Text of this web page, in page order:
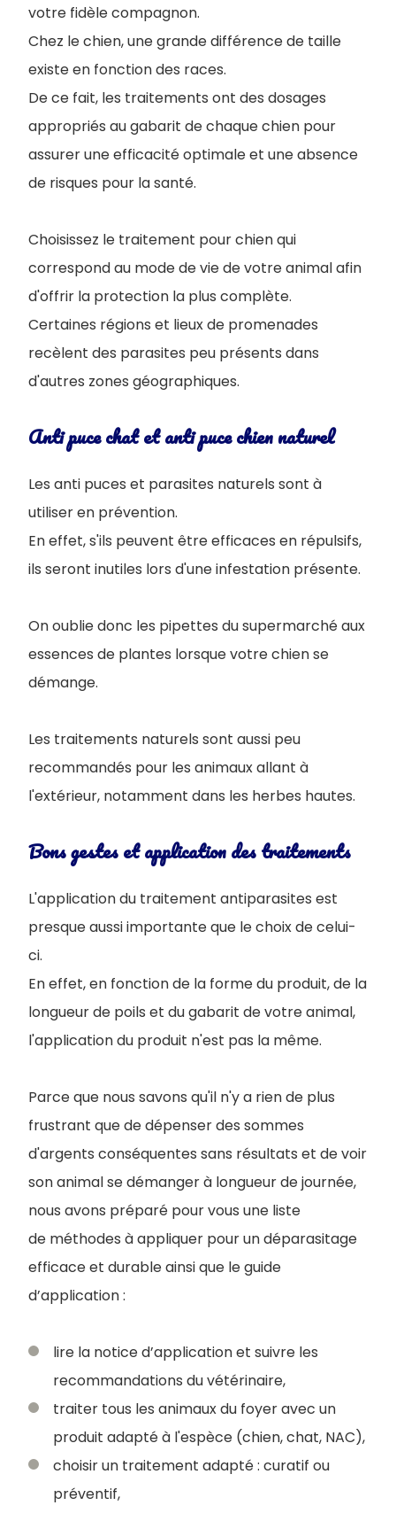
votre fidèle compagnon.
Chez le chien, une grande différence de taille
existe en fonction des races.
De ce fait, les traitements ont des dosages
appropriés au gabarit de chaque chien pour
assurer une efficacité optimale et une absence
de risques pour la santé.
Choisissez le traitement pour chien qui
correspond au mode de vie de votre animal afin
d'offrir la protection la plus complète.
Certaines régions et lieux de promenades
recèlent des parasites peu présents dans
d'autres zones géographiques.
Anti puce chat et anti puce chien naturel
Les anti puces et parasites naturels sont à
utiliser en prévention.
En effet, s'ils peuvent être efficaces en répulsifs,
ils seront inutiles lors d'une infestation présente.
On oublie donc les pipettes du supermarché aux
essences de plantes lorsque votre chien se
démange.
Les traitements naturels sont aussi peu
recommandés pour les animaux allant à
l'extérieur, notamment dans les herbes hautes.
Bons gestes et application des traitements
L'application du traitement antiparasites est
presque aussi importante que le choix de celui-
ci.
En effet, en fonction de la forme du produit, de la
longueur de poils et du gabarit de votre animal,
l'application du produit n'est pas la même.
Parce que nous savons qu'il n'y a rien de plus
frustrant que de dépenser des sommes
d'argents conséquentes sans résultats et de voir
son animal se démanger à longueur de journée,
nous avons préparé pour vous une liste
de méthodes à appliquer pour un déparasitage
efficace et durable ainsi que le guide
d’application:
lire la notice d’application et suivre les
recommandations du vétérinaire,
traiter tous les animaux du foyer avec un
produit adapté à l'espèce (chien, chat, NAC),
choisir un traitement adapté : curatif ou
préventif,